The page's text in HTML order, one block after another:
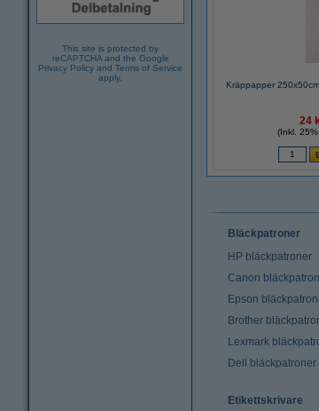
This site is protected by
reCAPTCHA and the Google
Privacy Policy and Terms of Service
apply.
Kräppapper
24
(Inkl.
Bläckpatroner
HP bläckpatroner
Canon
Epson
Brother
Lexmark
Dell bläckpatroner
Etikettskrivare